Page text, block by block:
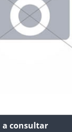
a consultar